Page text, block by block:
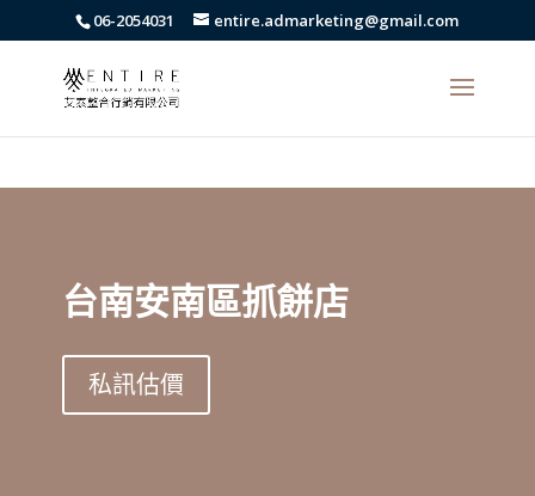
body{font-family: arial,"Microsoft JhengHei","微軟正黑體",sans-serif
!important;}
06-2054031 entire.admarketing@gmail.com
台南安南區抓餅店
私訊估價